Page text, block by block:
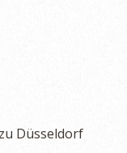
Düsseldorf